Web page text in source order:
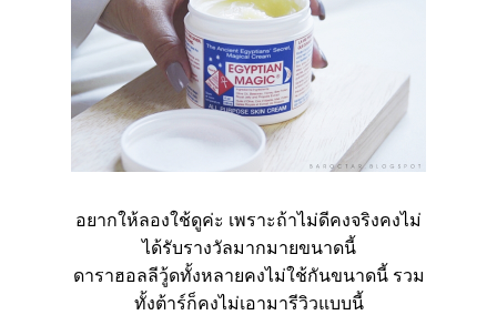
อยากให้ลองใช้ดูค่ะ เพราะถ้าไม่ดีคงจริงคงไม่
ได้รับรางวัลมากมายขนาดนี้
ดาราฮอลลีวู้ดทั้งหลายคงไม่ใช้กันขนาดนี้ รวม
ทั้งต้าร์ก็คงไม่เอามารีวิวแบบนี้